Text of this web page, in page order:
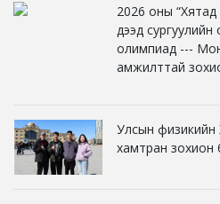
2026 оны “Хятад
дээд
олимпиад ---
амжилттай
Улсын физикийн
хамтран зохион